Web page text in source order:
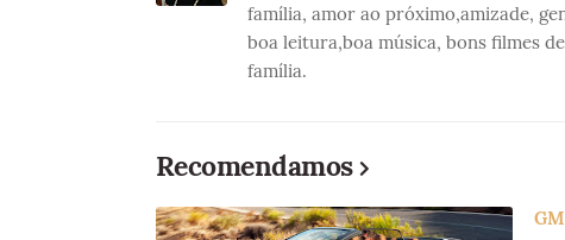
família, amor ao próximo,amizade,
boa leitura,boa música, bons filmes
família.
Recomendamos